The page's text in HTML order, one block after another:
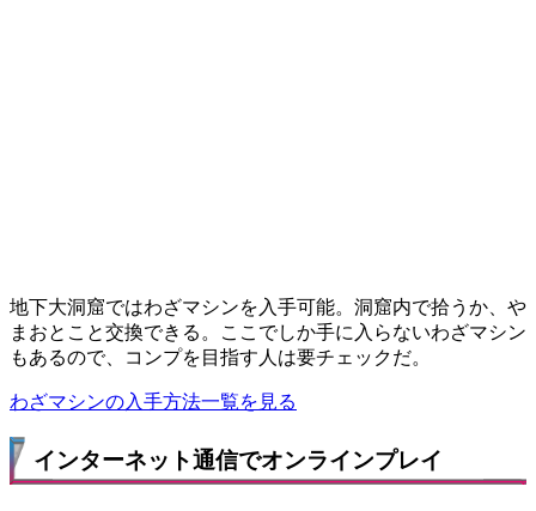
地下大洞窟ではわざマシンを入手可能。洞窟内で拾うか、や
まおとこと交換できる。ここでしか手に入らないわざマシン
もあるので、コンプを目指す人は要チェックだ。
わざマシンの入手方法一覧を見る
インターネット通信でオンラインプレイ